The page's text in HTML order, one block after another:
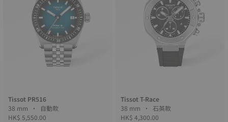
Tissot PR516
38 mm • 自動款
HK$ 5,550.00
Tissot T-Race
38 mm • 石英款
HK$ 4,300.00